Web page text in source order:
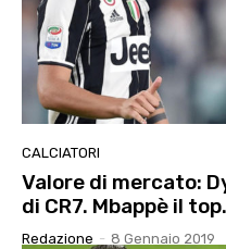
CALCIATORI
Valore di mercato:
di CR7. Mbappè il top.
Redazione - 8 Gennaio 2019